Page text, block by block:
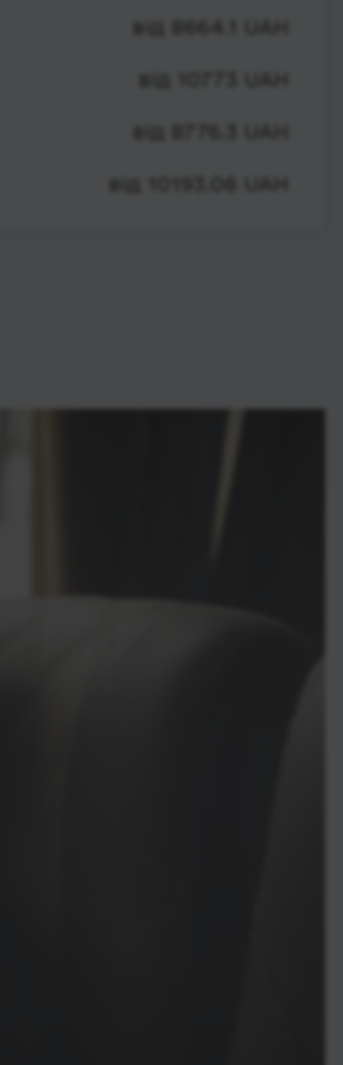
від 8664.1 UAH
від 10773 UAH
від 8776.3 UAH
від 10193.06 UAH